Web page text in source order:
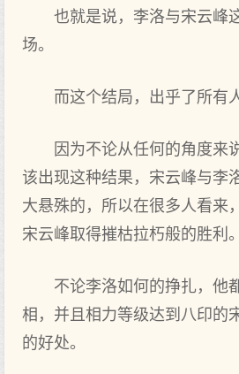
也就是说，李洛与宋云峰
场。
而这个结局，出乎了所有
因为不论从任何的角度来
该出现这种结果，宋云峰与李
大悬殊的，所以在很多人看来
宋云峰取得摧枯拉朽般的胜利。
不论李洛如何的挣扎，他
相，并且相力等级达到八印的
的好处。